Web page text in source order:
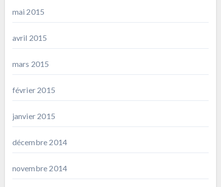
mai 2015
avril 2015
mars 2015
février 2015
janvier 2015
décembre 2014
novembre 2014